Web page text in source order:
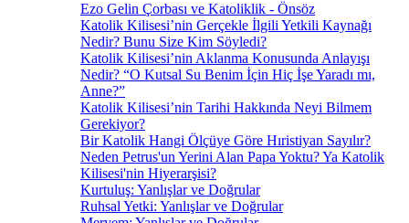
Ezo Gelin Çorbası ve Katoliklik - Önsöz
Katolik Kilisesi’nin Gerçekle İlgili Yetkili Kaynağı
Nedir? Bunu Size Kim Söyledi?
Katolik Kilisesi’nin Aklanma Konusunda Anlayışı
Nedir? “O Kutsal Su Benim İçin Hiç İşe Yaradı mı,
Anne?”
Katolik Kilisesi’nin Tarihi Hakkında Neyi Bilmem
Gerekiyor?
Bir Katolik Hangi Ölçüye Göre Hıristiyan Sayılır?
Neden Petrus'un Yerini Alan Papa Yoktu? Ya Katolik
Kilisesi'nin Hiyerarşisi?
Kurtuluş: Yanlışlar ve Doğrular
Ruhsal Yetki: Yanlışlar ve Doğrular